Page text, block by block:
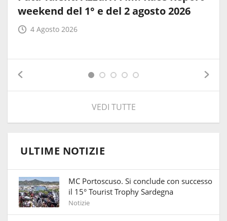
weekend del 1° e del 2 agosto 2026
4 Agosto 2026
VEDI TUTTE
ULTIME NOTIZIE
MC Portoscuso. Si conclude con successo
il 15° Tourist Trophy Sardegna
Notizie